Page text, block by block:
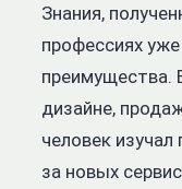
Знания,
профессиях
преимущества.
дизайне,
человек
за новых